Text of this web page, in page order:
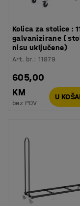
Kolica za stolice :
galvanizirane (
nisu uključene)
Art. br.:11879
605,00
KM
bez PDV
U